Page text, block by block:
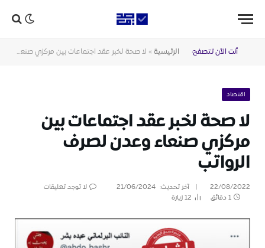
أنت الآن تتصفح: الرئيسية » لا صحة لخبر عقد اجتماعات بين مركزي صنعاء وعدن لصرف الرواتب
اقتصاد
لا صحة لخبر عقد اجتماعات بين
مركزي صنعاء وعدن لصرف
الرواتب
22/08/2022 آخر تحديث: 21/06/2024
لا توجد تعليقات
1 دقائق
12زيارة